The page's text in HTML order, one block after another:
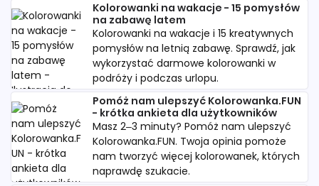
Kolorowanki na wakacje - 15 pomysłów
na zabawę latem
Kolorowanki na wakacje i 15 kreatywnych
pomysłów na letnią zabawę. Sprawdź, jak
wykorzystać darmowe kolorowanki w
podróży i podczas urlopu.
Pomóż nam ulepszyć Kolorowanka.FUN
- krótka ankieta dla użytkowników
Masz 2–3 minuty? Pomóż nam ulepszyć
Kolorowanka.FUN. Twoja opinia pomoże
nam tworzyć więcej kolorowanek, których
naprawdę szukacie.